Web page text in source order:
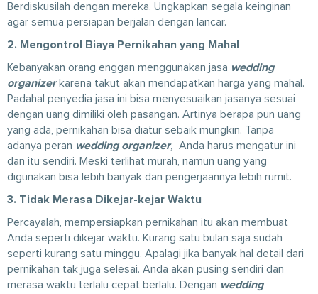
Berdiskusilah dengan mereka. Ungkapkan segala keinginan
agar semua persiapan berjalan dengan lancar.
2. Mengontrol Biaya Pernikahan yang Mahal
Kebanyakan orang enggan menggunakan jasa wedding
organizerkarena takut akan mendapatkan harga yang mahal.
Padahal penyedia jasa ini bisa menyesuaikan jasanya sesuai
dengan uang dimiliki oleh pasangan. Artinya berapa pun uang
yang ada, pernikahan bisa diatur sebaik mungkin. Tanpa
adanya peran wedding organizer, Anda harus mengatur ini
dan itu sendiri. Meski terlihat murah, namun uang yang
digunakan bisa lebih banyak dan pengerjaannya lebih rumit.
3. Tidak Merasa Dikejar-kejar Waktu
Percayalah, mempersiapkan pernikahan itu akan membuat
Anda seperti dikejar waktu. Kurang satu bulan saja sudah
seperti kurang satu minggu. Apalagi jika banyak hal detail dari
pernikahan tak juga selesai. Anda akan pusing sendiri dan
merasa waktu terlalu cepat berlalu. Dengan wedding